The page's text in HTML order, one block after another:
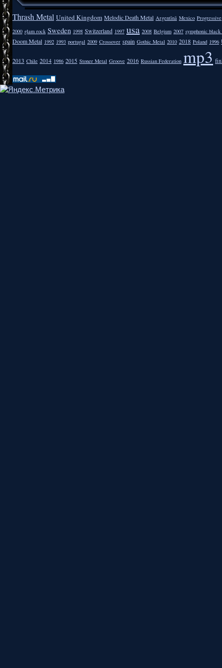
Thrash Metal United Kingdom Melodic Death Metal Argentīnā Mexico Progressive
2000 glam rock Sweden 1998 Switzerland 1997 usa 2008 Belgium 2007 symphonic
Doom Metal 1992 1993 portugal 2009 Crossover spain Gothic Metal 2010 2018 Poland 1996
2013 Chile 2014 1986 2015 Stoner Metal Groove 2016 Russian Federation mp3